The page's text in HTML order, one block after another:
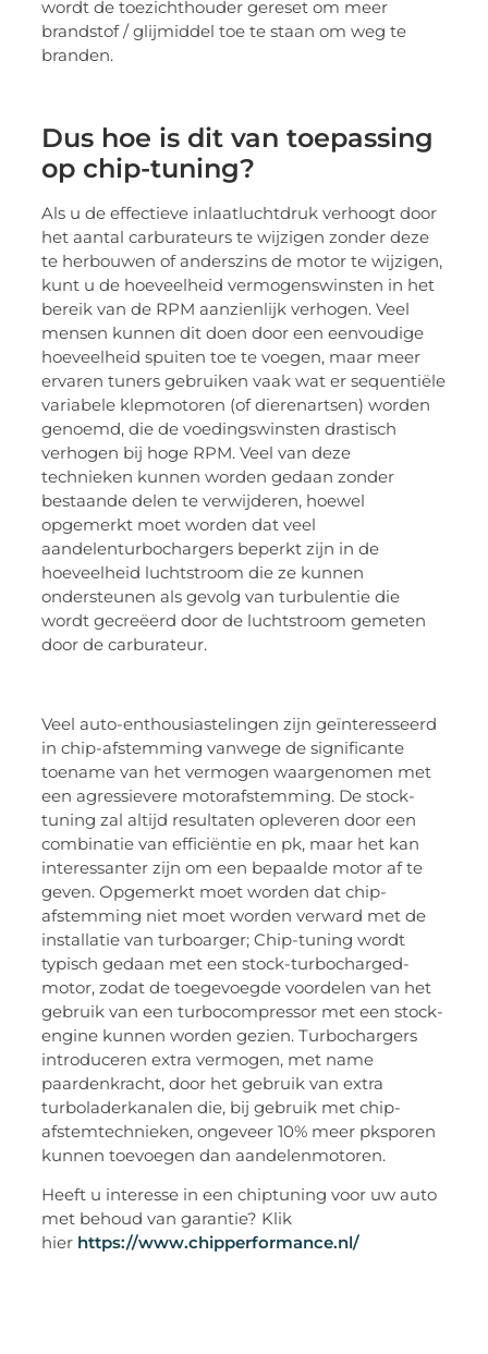
wordt de toezichthouder gereset om meer
brandstof / glijmiddel toe te staan om weg te
branden.
Dus hoe is dit van toepassing
op chip-tuning?
Als u de effectieve inlaatluchtdruk verhoogt door
het aantal carburateurs te wijzigen zonder deze
te herbouwen of anderszins de motor te wijzigen,
kunt u de hoeveelheid vermogenswinsten in het
bereik van de RPM aanzienlijk verhogen. Veel
mensen kunnen dit doen door een eenvoudige
hoeveelheid spuiten toe te voegen, maar meer
ervaren tuners gebruiken vaak wat er sequentiële
variabele klepmotoren (of dierenartsen) worden
genoemd, die de voedingswinsten drastisch
verhogen bij hoge RPM. Veel van deze
technieken kunnen worden gedaan zonder
bestaande delen te verwijderen, hoewel
opgemerkt moet worden dat veel
aandelenturbochargers beperkt zijn in de
hoeveelheid luchtstroom die ze kunnen
ondersteunen als gevolg van turbulentie die
wordt gecreëerd door de luchtstroom gemeten
door de carburateur.
Veel auto-enthousiastelingen zijn geïnteresseerd
in chip-afstemming vanwege de significante
toename van het vermogen waargenomen met
een agressievere motorafstemming. De stock-
tuning zal altijd resultaten opleveren door een
combinatie van efficiëntie en pk, maar het kan
interessanter zijn om een bepaalde motor af te
geven. Opgemerkt moet worden dat chip-
afstemming niet moet worden verward met de
installatie van turboarger; Chip-tuning wordt
typisch gedaan met een stock-turbocharged-
motor, zodat de toegevoegde voordelen van het
gebruik van een turbocompressor met een stock-
engine kunnen worden gezien. Turbochargers
introduceren extra vermogen, met name
paardenkracht, door het gebruik van extra
turboladerkanalen die, bij gebruik met chip-
afstemtechnieken, ongeveer 10% meer pksporen
kunnen toevoegen dan aandelenmotoren.
Heeft u interesse in een chiptuning voor uw auto
met behoud van garantie? Klik
hier https://www.chipperformance.nl/